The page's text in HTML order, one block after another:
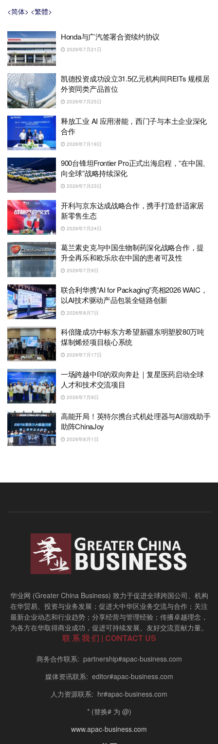
<简体> <繁體>
Honda与广汽签署合资续约协议
2026年7月21日
凯德投资成功设立31.5亿元机构间REITs 规模居
外资同类产品首位
2026年7月25日
释放工业 AI 应用潜能，西门子与本土企业深化
合作
2026年7月19日
900台锋坦Frontier Pro正式出海启程，“在中国、
向全球”战略持续深化
2026年7月23日
开利与京东达成战略合作，携手打造舒适家居
新零售生态
2026年7月24日
葛兰素史克与中国生物制药深化战略合作，提
升全再乐和欧乐欣在中国的患者可及性
2026年7月9日
联合利华携“AI for Packaging”亮相2026 WAIC，
以AI技术驱动产品包装全链路创新
2026年8月7日
科倍隆成功中标东方希望新疆东明塑胶80万吨
煤制烯烃项目核心系统
2026年7月17日
一场跨越中印的双向奔赴｜复星医药启动全球
人才和技术交流项目
2026年7月8日
高能开局！英特尔携台式机处理器与AI游戏助手
助阵ChinaJoy
2026年8月1日
华业网 (Greater China Business) 致力于促进全球跨国公司、机构
在华贸易、投资与业务发展；促进大中华区业务交流与合作；关注
最新企业动态和行业趋势；分享经营与管理经验；传播卓越理念，
为各方在华取得商业成功，促进可持续发展、友好交流贡献力量。
联 系 我 们 | CONTACT US
商务合作联系: partnership#apac-business.com
媒体资讯联系: editor#apac-business.com
人力资源联系: hr#apac-business.com
* (替换# 为 @)
www.apac-business.com